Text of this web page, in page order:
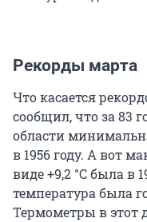
Рекорды марта
Что касается
сообщил, что за 83
области
в 1956 году. А вот
виде +9,2 °С была в
температура была
Термометры в этот